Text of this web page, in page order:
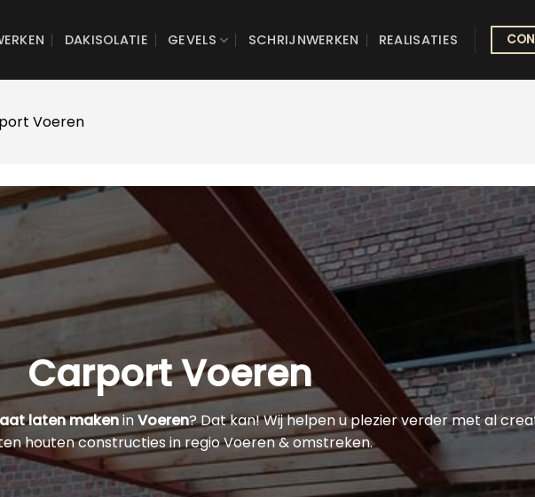
DAKISOLATIE GEVELS SCHRIJNWERKEN REALISATIES
Voeren
Carport Voeren
laten makenin Voeren? Dat kan! Wij helpen u plezier verder met al
houten constructies in regio Voeren & omstreken.